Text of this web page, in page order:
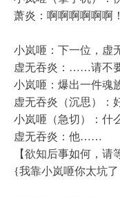
萧炎：啊啊啊啊啊啊
小岚咂：下一位，虚
虚无吞炎：……请不
小岚咂：爆出一件魂
虚无吞炎（沉思）
小岚咂（急切）：什
虚无吞炎：他……
【欲知后事如何，请
{我靠小岚咂你太坑